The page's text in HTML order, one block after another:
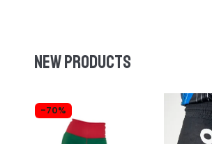
New products
-70%